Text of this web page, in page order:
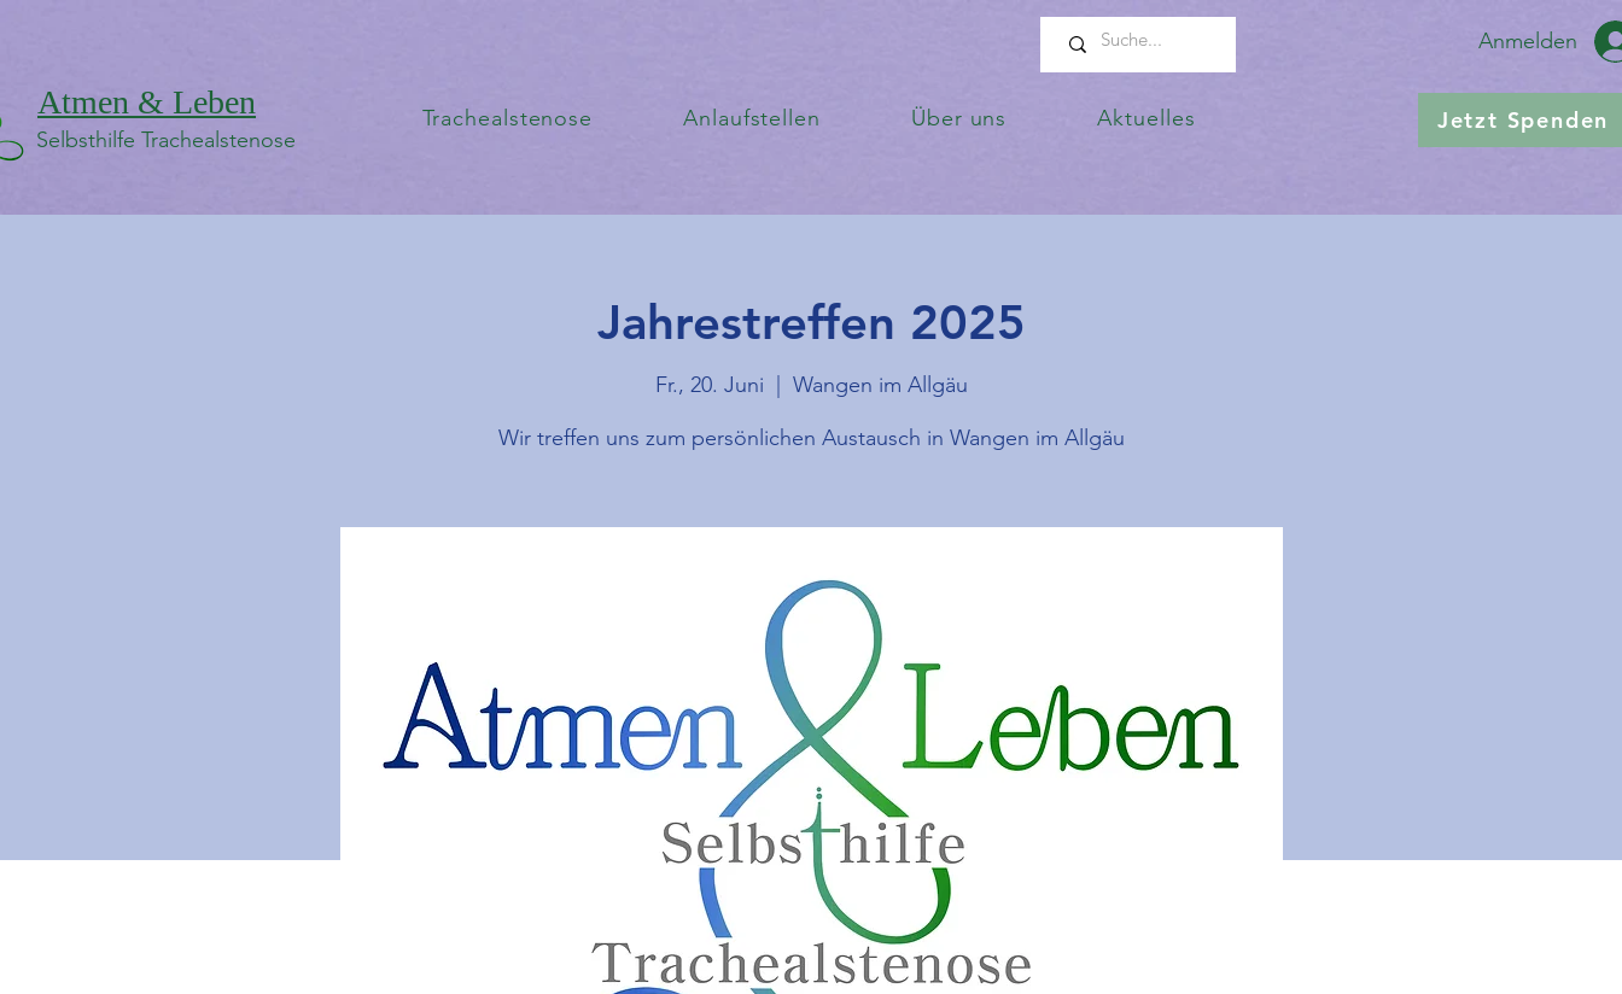
Atmen & Leben
Selbsthilfe Trachealstenose
Trachealstenose Anlaufstellen Über uns Aktuelles
Anmelden
Jetzt Spenden
Jahrestreffen 2025
Fr., 20. Juni
Wangen im Allgäu
Wir treffen uns zum persönlichen Austausch in Wangen im Allgäu